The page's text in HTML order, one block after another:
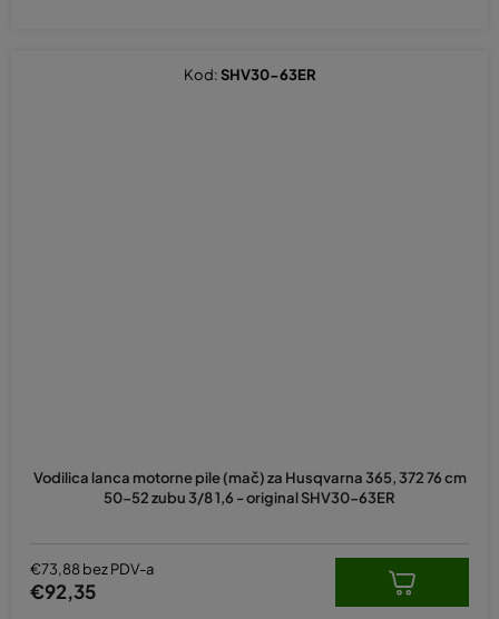
Vodilica lanca motorne pile (mač) za Husqvarna 365, 372 76 cm
50-52 zubu 3/8 1,6 - original SHV30-63ER
€73,88 bez PDV-a
€92,35
Kod:SHV30-63ER